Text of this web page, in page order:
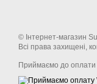
© Інтернет-магазин
Всі права захищені,
Приймаємо до оплати